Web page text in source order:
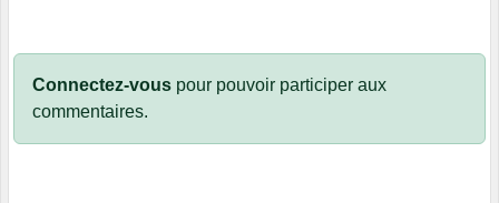
Connectez-vous pour pouvoir participer aux
commentaires.